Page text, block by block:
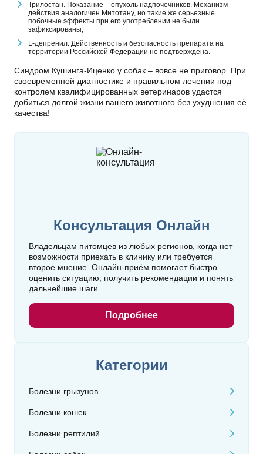
Трилостан. Показание – опухоль надпочечников. Механизм
действия аналогичен Митотану, но такие же серьезные
побочные эффекты при его употреблении не были
зафиксированы;
L-депренил. Действенность и безопасность препарата на
территории Российской Федерации не подтверждена.
Синдром Кушинга-Иценко у собак – вовсе не приговор. При
своевременной диагностике и правильном лечении под
контролем квалифицированных ветеринаров удастся
добиться долгой жизни вашего животного без ухудшения её
качества!
Консультация Онлайн
Владельцам питомцев из любых регионов, когда нет
возможности приехать в клинику или требуется
второе мнение. Онлайн‑приём помогает быстро
оценить ситуацию, получить рекомендации и понять
дальнейшие шаги.
Подробнее
Категории
Болезни грызунов
Болезни кошек
Болезни рептилий